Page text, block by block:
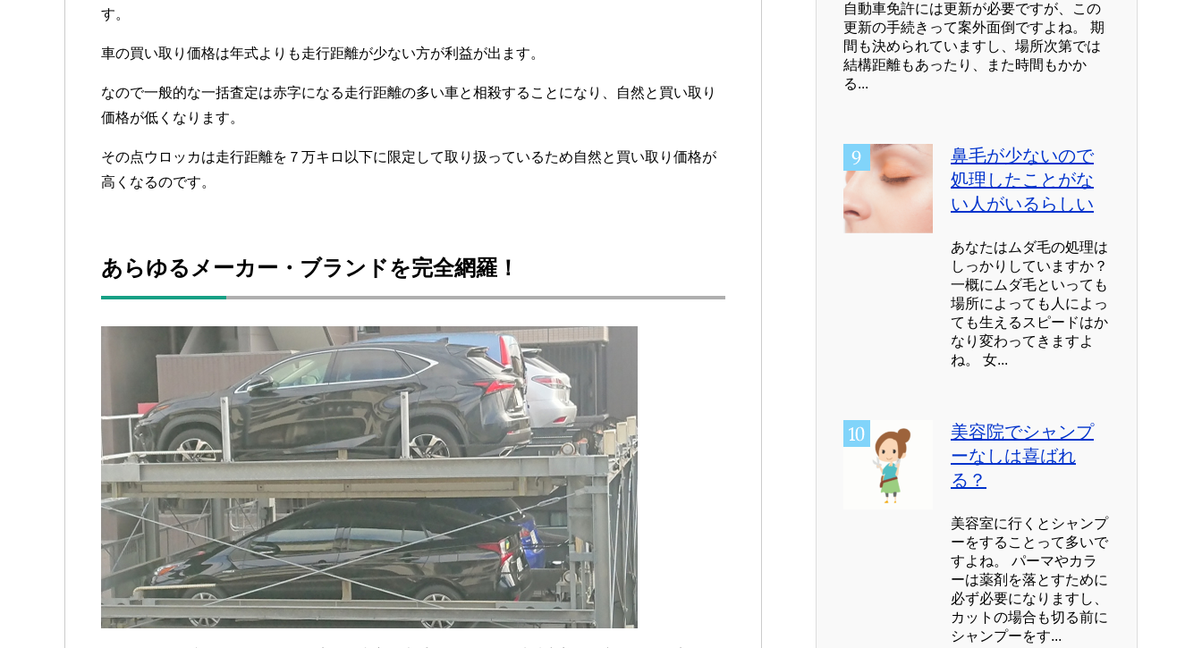
す。
車の買い取り価格は年式よりも走行距離が少ない方が利益が出ます。
なので一般的な一括査定は赤字になる走行距離の多い車と相殺することになり、自然と買い取り
価格が低くなります。
その点ウロッカは走行距離を７万キロ以下に限定して取り扱っているため自然と買い取り価格が
高くなるのです。
あらゆるメーカー・ブランドを完全網羅！
自動車免許には更新が必要ですが、この
更新の手続きって案外面倒ですよね。 期
間も決められていますし、場所次第では
結構距離もあったり、また時間もかか
る...
鼻毛が少ないので
処理したことがな
い人がいるらしい
あなたはムダ毛の処理は
しっかりしていますか？
一概にムダ毛といっても
場所によっても人によっ
ても生えるスピードはか
なり変わってきますよ
ね。 女...
美容院でシャンプ
ーなしは喜ばれ
る？
美容室に行くとシャンプ
ーをすることって多いで
すよね。 パーマやカラ
ーは薬剤を落とすために
必ず必要になりますし、
カットの場合も切る前に
シャンプーをす...